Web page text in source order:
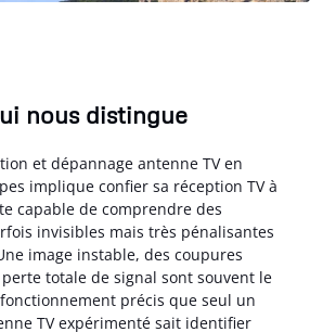
nous distingue
et dépannage antenne TV en
implique confier sa réception TV à
capable de comprendre des
invisibles mais très pénalisantes
image instable, des coupures
totale de signal sont souvent le
précis que seul un
TV expérimenté sait identifier